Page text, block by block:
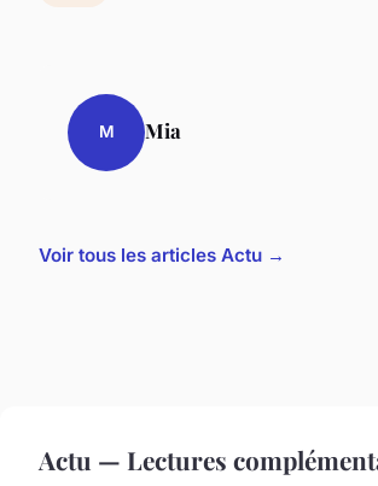
M Mia
Voir tous les articles Actu →
Actu — Lectures